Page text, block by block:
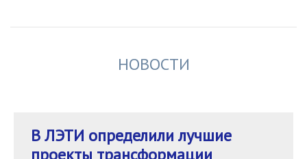
НОВОСТИ
В ЛЭТИ определили лучшие